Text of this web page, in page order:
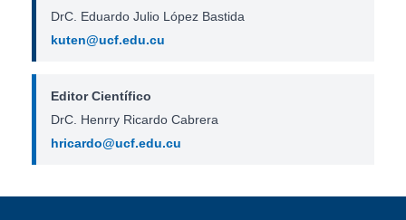
DrC. Eduardo Julio López Bastida
kuten@ucf.edu.cu
Editor Científico
DrC. Henrry Ricardo Cabrera
hricardo@ucf.edu.cu